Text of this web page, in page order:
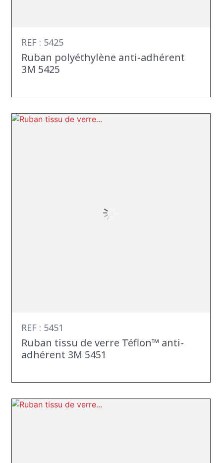
REF : 5425
Ruban polyéthylène anti-adhérent
3M 5425
REF : 5451
Ruban tissu de verre Téflon™ anti-
adhérent 3M 5451